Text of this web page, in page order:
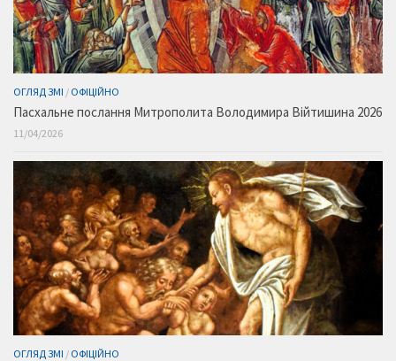
ОГЛЯД ЗМІ / ОФІЦІЙНО
Пасхальне послання Митрополита Володимира Війтишина 2026
11/04/2026
ОГЛЯД ЗМІ / ОФІЦІЙНО